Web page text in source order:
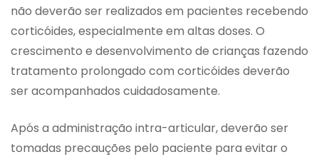
não deverão ser realizados em pacientes recebendo
corticóides, especialmente em altas doses. O
crescimento e desenvolvimento de crianças fazendo
tratamento prolongado com corticóides deverão
ser acompanhados cuidadosamente.
Após a administração intra-articular, deverão ser
tomadas precauções pelo paciente para evitar o